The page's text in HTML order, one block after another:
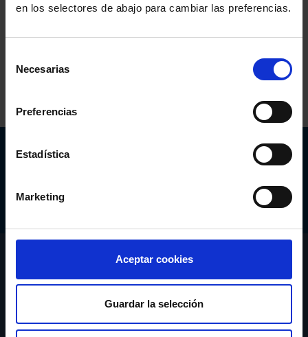
en los selectores de abajo para cambiar las preferencias.
Necesarias
Preferencias
Estadística
Marketing
Aceptar cookies
Guardar la selección
SERVICIOS
ACTUALIDAD